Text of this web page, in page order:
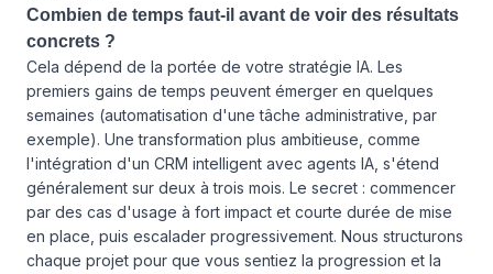
Combien de temps faut-il avant de voir des résultats
concrets ?
Cela dépend de la portée de votre stratégie IA. Les
premiers gains de temps peuvent émerger en quelques
semaines (automatisation d'une tâche administrative, par
exemple). Une transformation plus ambitieuse, comme
l'intégration d'un CRM intelligent avec agents IA, s'étend
généralement sur deux à trois mois. Le secret : commencer
par des cas d'usage à fort impact et courte durée de mise
en place, puis escalader progressivement. Nous structurons
chaque projet pour que vous sentiez la progression et la